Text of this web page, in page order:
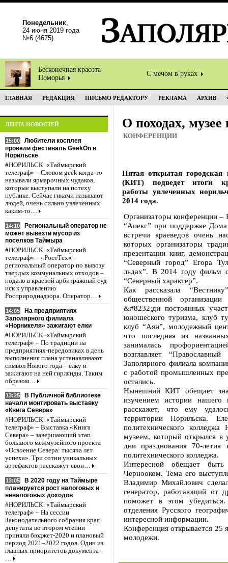
Понедельник,
24 июня 2019 года
№6 (4675)
Бесконечная красота
Поморья
С мечом в руках
ГЛАВНАЯ РЕДАКЦИЯ ПИСЬМО РЕДАКТОРУ РЕКЛАМА АРХИВ
ЛЕНТА НОВОСТЕЙ
15:00
Любители косплея
провели фестиваль GeekOn в
Норильске
#НОРИЛЬСК. «Таймырский
телеграф» – Словом geek когда-то
называли ярмарочных чудаков,
которые выступали на потеху
публике. Сейчас гиками называют
людей, очень сильно увлеченных
каким-то…
14:10
Региональный оператор не
может вывезти мусор из
поселков Таймыра
#НОРИЛЬСК. «Таймырский
телеграф» – «РостТех» –
региональный оператор по вывозу
твердых коммунальных отходов –
подало в краевой арбитражный суд
иск к управлению
Росприроднадзора. Оператор…
14:05
На предприятиях
Заполярного филиала
«Норникеля» зажигают елки
#НОРИЛЬСК. «Таймырский
телеграф» – По традиции на
предприятиях-передовиках в день
выполнения плана устанавливают
символ Нового года – елку и
зажигают на ней гирлянды. Таким
образом…
13:25
В Публичной библиотеке
начали монтировать выставку
«Книга Севера»
#НОРИЛЬСК. «Таймырский
телеграф» – Выставка «Книга
Севера» – завершающий этап
большого межмузейного проекта
«Освоение Севера: тысяча лет
успеха». Три сотни уникальных
артефактов расскажут свои…
13:05
В 2020 году на Таймыре
планируется рост налоговых и
неналоговых доходов
#НОРИЛЬСК. «Таймырский
телеграф» – На сессии
Законодательного собрания края
депутаты во втором чтении
приняли бюджет-2020 и плановый
период 2021–2022 годов. Один из
главных приоритетов документа –
…
О походах, музее
КОНФЕРЕНЦИИ
Пятая открытая городская
(КИТ) подведет итоги
работы увлеченных
2014 года.
Организаторы конференции –
“Апекс” при поддержке
встречи краеведов очень
которых организаторы
презентации книг,
“Северный город” Егора
льдах”. В 2014 году фильм
“Северный характер”.
Как рассказала
общественной
&#8232;ди постоянных
юношеского туризма, клуб
клуб “Аян”, молодежный
что последняя из
занималась
возглавляет
Заполярного филиала
с работой промышленных
остались.
Нынешний КИТ обещает
изучением истории нашего
расскажет, что ему
территории Норильска.
политехнического
музеем, который открылся в
дни празднования 70-летия
политехнического колледжа.
Интересной обещает
Чернооком. Тема его
Владимир Михайлович
генератор, работающий от
поможет в этом
отделения Русского
интересной информации.
Конференция открывается 25
молодежи.